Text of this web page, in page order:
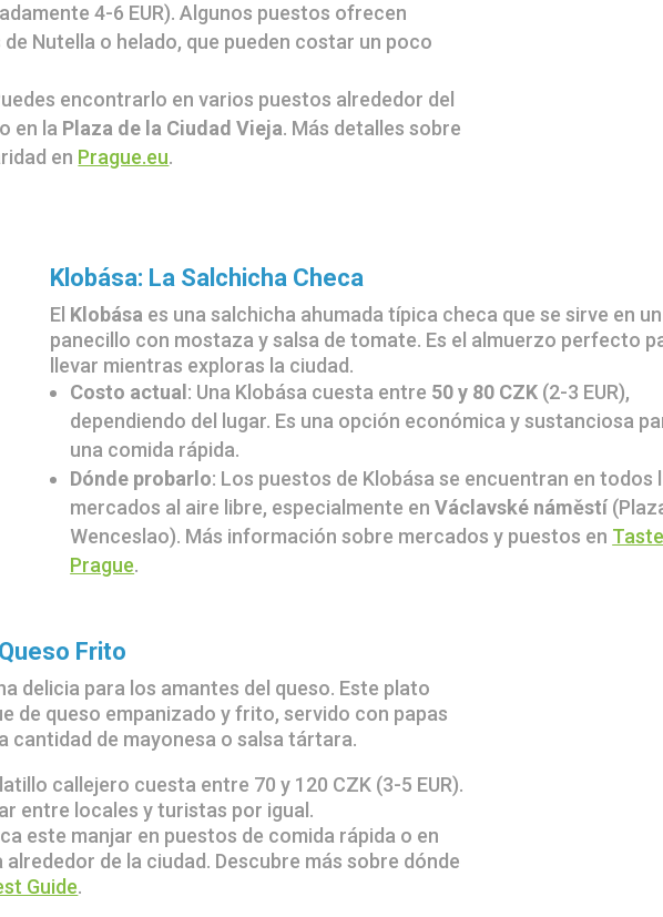
4-6 EUR). Algunos puestos ofrecen
Nutella o helado, que pueden costar un poco
encontrarlo en varios puestos alrededor del
o en la Plaza de la Ciudad Vieja. Más detalles sobre
en Prague.eu.
Klobása: La Salchicha Checa
El Klobása es una salchicha ahumada típica checa que se sirve en un
panecillo con mostaza y salsa de tomate. Es el almuerzo perfecto
llevar mientras exploras la ciudad.
Costo actual: Una Klobása cuesta entre 50 y 80 CZK (2-3 EUR),
dependiendo del lugar. Es una opción económica y sustanciosa
una comida rápida.
Dónde probarlo: Los puestos de Klobása se encuentran en todos
mercados al aire libre, especialmente enVáclavské náměstí
Wenceslao). Más información sobre mercados y puestos en
Prague.
Frito
delicia para los amantes del queso. Este plato
de queso empanizado y frito, servido con papas
cantidad de mayonesa o salsa tártara.
callejero cuesta entre 70 y 120 CZK (3-5 EUR).
entre locales y turistas por igual.
este manjar en puestos de comida rápida o en
de la ciudad. Descubre más sobre dónde
Guide.